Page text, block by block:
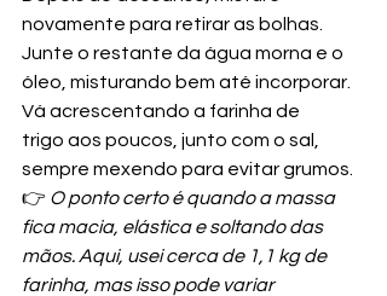
novamente para retirar as bolhas.
Junte o restante da água morna e o
óleo, misturando bem até incorporar.
Vá acrescentando a farinha de
trigo aos poucos, junto com o sal,
sempre mexendo para evitar grumos.
👉 O ponto certo é quando a massa
fica macia, elástica e soltando das
mãos. Aqui, usei cerca de 1,1 kg de
farinha, mas isso pode variar